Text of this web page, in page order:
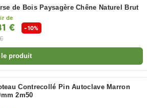
de Bois Paysagère Chêne Naturel Brut
de
€
-10%
produit
Contrecollé Pin Autoclave Marron
2m50